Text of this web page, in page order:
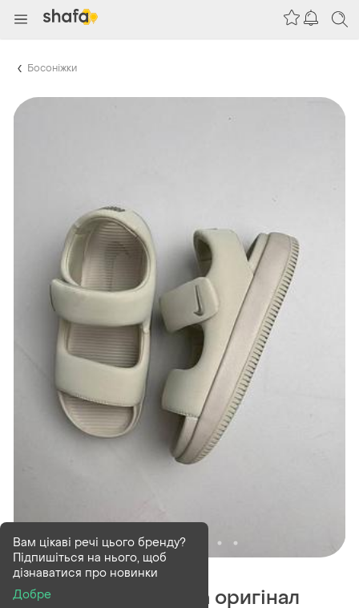
Босоніжки
В наявності4 шт
Босоніжки nike calm оригінал
Вам цікаві речі цього бренду?
Підпишіться на нього, щоб
дізнаватися про новинки
Добре